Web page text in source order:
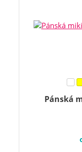
Pánská